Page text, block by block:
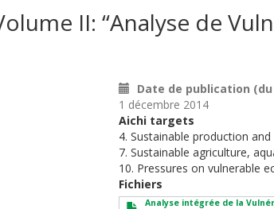
II: “Analyse de
Date de publication (du
1 décembre 2014
Aichi targets
4. Sustainable production
7. Sustainable agriculture,
10. Pressures on vulnerable
Fichiers
Analyse intégrée de la